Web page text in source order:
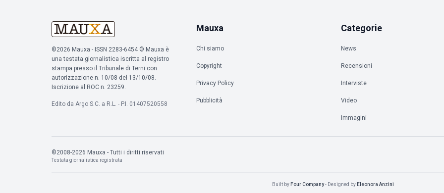
©2026 Mauxa - ISSN 2283-6454 © Mauxa è
una testata giornalistica iscritta al registro
stampa presso il Tribunale di Terni con
autorizzazione n. 10/08 del 13/10/08.
Iscrizione al ROC n. 23259.
Edito da Argo S.C. a R.L. - P.I. 01407520558
Mauxa
Chi siamo
Copyright
Privacy Policy
Pubblicità
Categorie
News
Recensioni
Interviste
Video
Immagini
©2008-2026 Mauxa - Tutti i diritti riservati
Testata giornalistica registrata
Built by Four Company- Designed by Eleonora Anzini